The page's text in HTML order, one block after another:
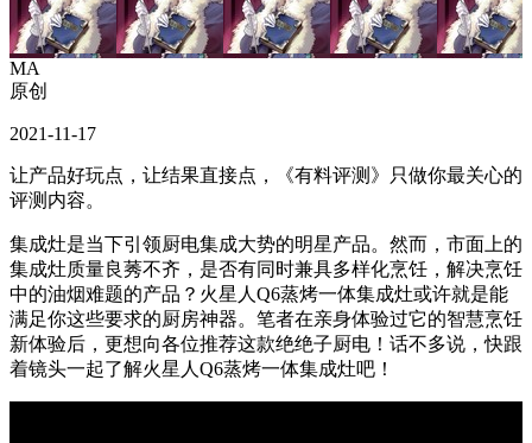
MA
原创
2021-11-17
让产品好玩点，让结果直接点，《有料评测》只做你最关心的
评测内容。
集成灶是当下引领厨电集成大势的明星产品。然而，市面上的
集成灶质量良莠不齐，是否有同时兼具多样化烹饪，解决烹饪
中的油烟难题的产品？火星人Q6蒸烤一体集成灶或许就是能
满足你这些要求的厨房神器。笔者在亲身体验过它的智慧烹饪
新体验后，更想向各位推荐这款绝绝子厨电！话不多说，快跟
着镜头一起了解火星人Q6蒸烤一体集成灶吧！